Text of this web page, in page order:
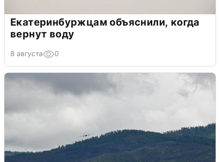
Екатеринбуржцам объяснили, когда
вернут воду
8 августа 0